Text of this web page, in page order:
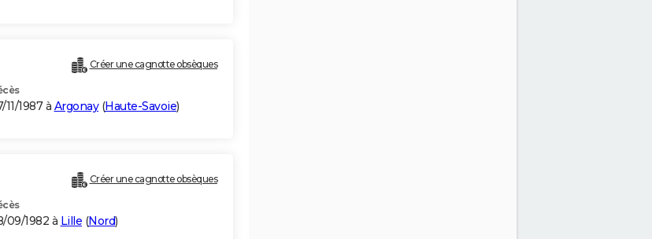
Créer une cagnotte obsèques
11/1987 à Argonay(Haute-Savoie)
Créer une cagnotte obsèques
09/1982 à Lille (Nord)